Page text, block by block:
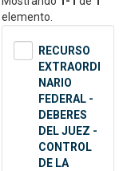
elemento.
RECURSO
EXTRAORDI
NARIO
FEDERAL -
DEBERES
DEL JUEZ -
CONTROL
DE LA